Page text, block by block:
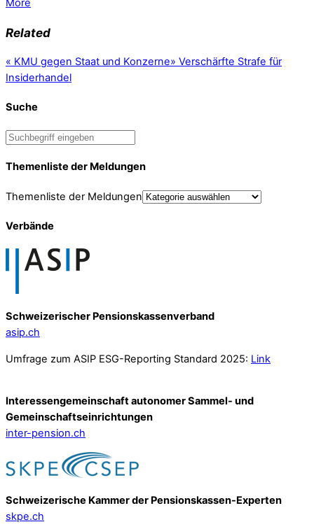
More
Related
« KMU gegen Staat und Konzerne» Verschärfte Strafe für
Insiderhandel
Suche
Themenliste der Meldungen
Themenliste der Meldungen
Verbände
Schweizerischer Pensionskassenverband
asip.ch
Umfrage zum ASIP ESG-Reporting Standard 2025: Link
Interessengemeinschaft autonomer Sammel- und
Gemeinschafts­einrichtungen
inter-pension.ch
Schweizerische Kammer der Pensionskassen-Experten
skpe.ch